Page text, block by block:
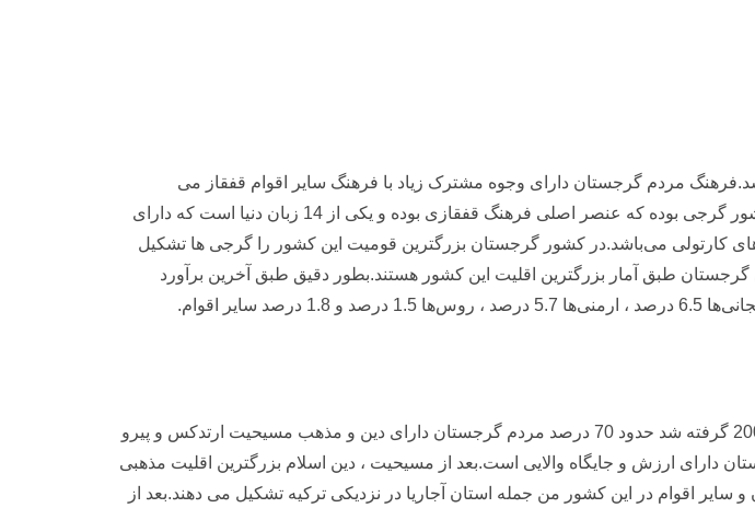
مردم گرجستان دارای وجوه مشترک زیاد با فرهنگ‌ سایر اقوام قفقاز می
باشد.فرهنگ گرجستان جزو غنی ترین فرهنگ های موجود در دنیاست.زبان مردم این کشور گرجی بوده که عنصر اصلی فرهنگ قفقازی بوده و یکی از 14 زبان دنیا است که دارای
کارتولی می‌باشد.در کشور گرجستان بزرگترین قومیت این کشور را گرجی ها تشکیل
طبق آمار بزرگترین اقلیت این کشور هستند.بطور دقیق طبق آخرین برآورد
دین رایج در گرجستان، مسیحیت و شاخه ارتدکس می باشد. طبق آماری که در سال 2002 گرفته شد حدود 70 درصد مردم گرجستان دارای دین و مذهب مسیحیت ارتدکس و پیرو
ارزش و جایگاه والایی است.بعد از مسیحیت ، دین اسلام بزرگترین اقلیت مذهبی
اقوام در این کشور من جمله استان آجاریا در نزدیکی ترکیه تشکیل می دهند.بعد از